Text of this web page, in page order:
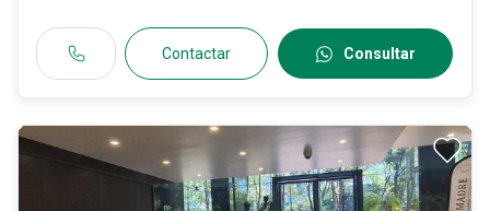
Contactar Consultar